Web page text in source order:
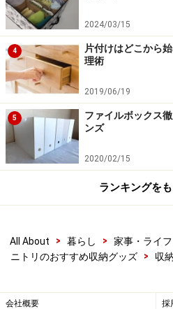
2024/03/15
4
片付けはどこから
理術
2019/06/19
5
ファイルボックス
ンズ
2020/02/15
ランキングを
All About > 暮らし > 家事・ライ
ニトリのおすすめ収納グッズ
> 収
会社概要 採